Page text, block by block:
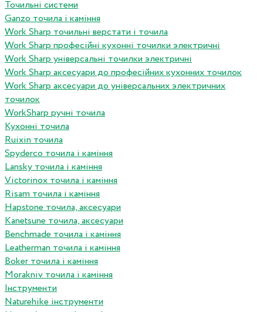
Точильні системи
Ganzo точила і каміння
Work Sharp точильні верстати і точила
Work Sharp професiйнi кухоннi точилки электричнi
Work Sharp унiверсальнi точилки электричнi
Work Sharp аксесуари до професiйних кухонних точилок
Work Sharp аксесуари до унiверсальних электричних
точилок
WorkSharp ручні точила
Кухонні точила
Ruixin точила
Spyderco точила і каміння
Lansky точила і каміння
Victorinox точила і каміння
Risam точила і каміння
Hapstone точила, аксесуари
Kanetsune точила, аксесуари
Benchmade точила і каміння
Leatherman точила і каміння
Boker точила і каміння
Morakniv точила і каміння
Інструменти
Naturehike інструменти